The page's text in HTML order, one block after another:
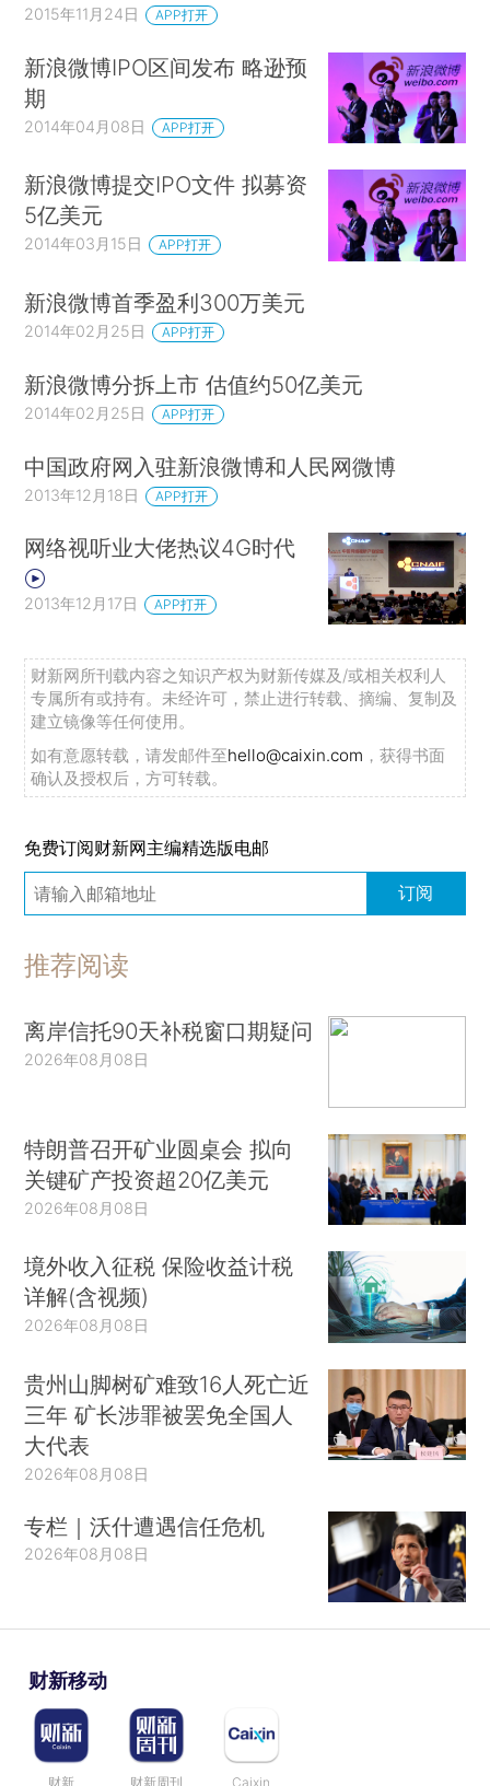
2015年11月24日 APP打开
新浪微博IPO区间发布 略逊预
期
2014年04月08日 APP打开
新浪微博提交IPO文件 拟募资
5亿美元
2014年03月15日 APP打开
新浪微博首季盈利300万美元
2014年02月25日 APP打开
新浪微博分拆上市 估值约50亿美元
2014年02月25日 APP打开
中国政府网入驻新浪微博和人民网微博
2013年12月18日 APP打开
网络视听业大佬热议4G时代
2013年12月17日 APP打开
财新网所刊载内容之知识产权为财新传媒及/或相关权利人
专属所有或持有。未经许可，禁止进行转载、摘编、复制及
建立镜像等任何使用。
如有意愿转载，请发邮件至hello@caixin.com ，获得书面
确认及授权后，方可转载。
免费订阅财新网主编精选版电邮
订阅
推荐阅读
离岸信托90天补税窗口期疑问
2026年08月08日
特朗普召开矿业圆桌会 拟向
关键矿产投资超20亿美元
2026年08月08日
境外收入征税 保险收益计税
详解(含视频)
2026年08月08日
贵州山脚树矿难致16人死亡近
三年 矿长涉罪被罢免全国人
大代表
2026年08月08日
专栏｜沃什遭遇信任危机
2026年08月08日
财新移动
财新 财新周刊 Caixin